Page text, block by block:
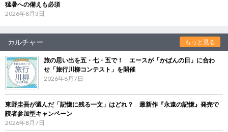
猛暑への備えも必須
2026年8月3日
カルチャー もっと見る
旅の思い出を五・七・五で！ エースが「かばんの日」に合わ
せ「旅行川柳コンテスト」を開催
2026年8月7日
東野圭吾が選んだ「記憶に残る一文」はどれ？ 最新作『永遠の記憶』発売で
読者参加型キャンペーン
2026年8月7日